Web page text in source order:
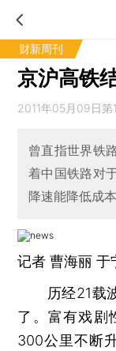
财新周刊
京沪高铁
2011年05月09日第
曾直指世界铁
着中国铁路对
降速能降低成
记者 曹海丽于
历经21载波
了。富有戏剧
300公里不断